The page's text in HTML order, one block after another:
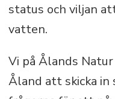
status och viljan
vatten.
Vi på Ålands
Åland att skicka in